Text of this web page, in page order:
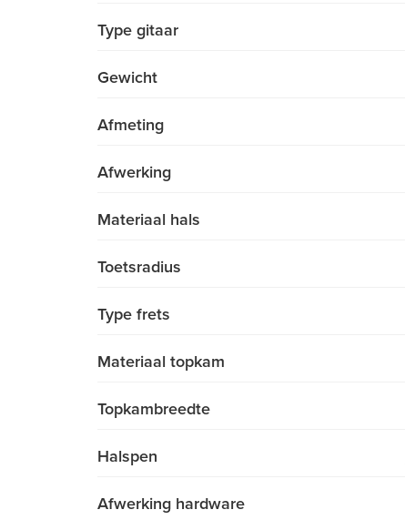
Type gitaar
Gewicht
Afmeting
Afwerking
Materiaal hals
Toetsradius
Type frets
Materiaal topkam
Topkambreedte
Halspen
Afwerking hardware